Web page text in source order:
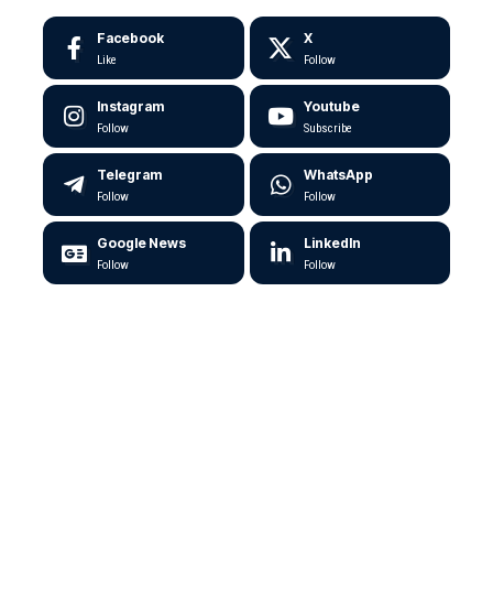
Facebook
Like
X
Follow
Instagram
Follow
Youtube
Subscribe
Telegram
Follow
WhatsApp
Follow
Google News
Follow
LinkedIn
Follow